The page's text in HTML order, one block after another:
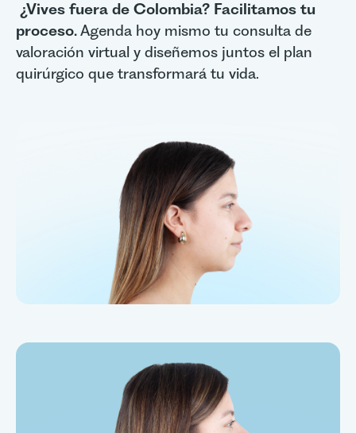
¿Vives fuera de Colombia? Facilitamos tu
proceso.Agenda hoy mismo tu consulta de
valoración virtual y diseñemos juntos el plan
quirúrgico que transformará tu vida.